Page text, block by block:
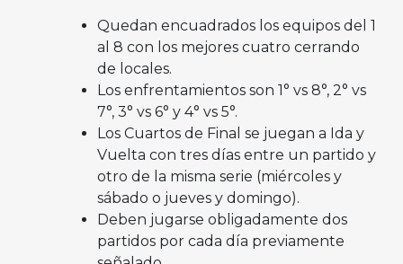
Quedan encuadrados los equipos del 1
al 8 con los mejores cuatro cerrando
de locales.
Los enfrentamientos son 1° vs 8°, 2° vs
7°, 3° vs 6° y 4° vs 5°.
Los Cuartos de Final se juegan a Ida y
Vuelta con tres días entre un partido y
otro de la misma serie (miércoles y
sábado o jueves y domingo).
Deben jugarse obligadamente dos
partidos por cada día previamente